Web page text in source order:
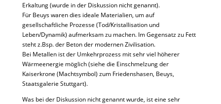
Erkaltung (wurde in der Diskussion nicht genannt).
Für Beuys waren dies ideale Materialien, um auf
gesellschaftliche Prozesse (Tod/Kristallisation und
Leben/Dynamik) aufmerksam zu machen. Im Gegensatz zu Fett
steht z.Bsp. der Beton der modernen Zivilisation.
Bei Metallen ist der Umkehrprozess mit sehr viel höherer
Wärmeenergie möglich (siehe die Einschmelzung der
Kaiserkrone (Machtsymbol) zum Friedenshasen, Beuys,
Staatsgalerie Stuttgart).
Was bei der Diskussion nicht genannt wurde, ist eine sehr